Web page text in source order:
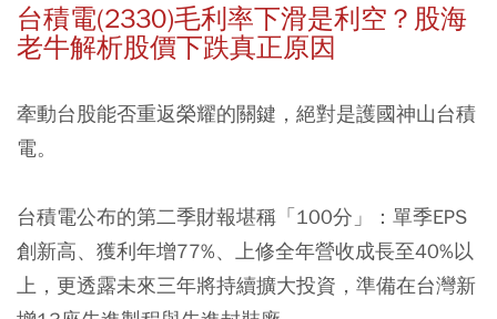
台積電(2330)毛利率下滑是利空？股海
老牛解析股價下跌真正原因
牽動台股能否重返榮耀的關鍵，絕對是護國神山台積
電。
台積電公布的第二季財報堪稱「100分」：單季EPS
創新高、獲利年增77%、上修全年營收成長至40%以
上，更透露未來三年將持續擴大投資，準備在台灣新